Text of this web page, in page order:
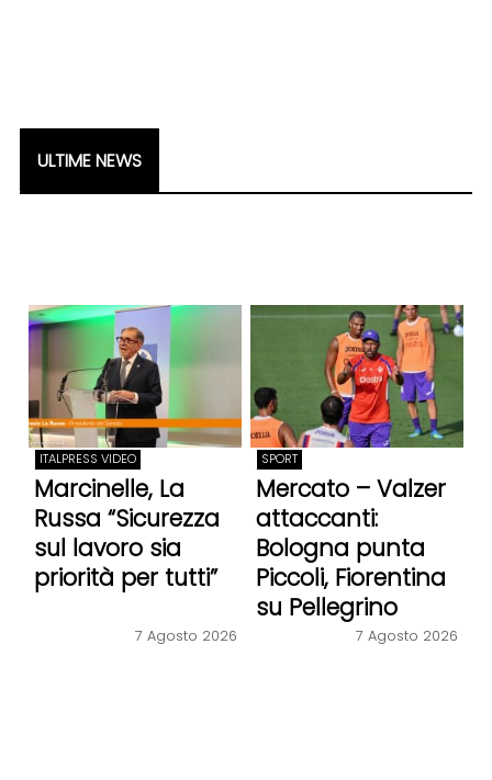
ULTIME NEWS
ITALPRESS VIDEO
Marcinelle, La
Russa “Sicurezza
sul lavoro sia
priorità per tutti”
7 Agosto 2026
SPORT
Mercato – Valzer
attaccanti:
Bologna punta
Piccoli, Fiorentina
su Pellegrino
7 Agosto 2026